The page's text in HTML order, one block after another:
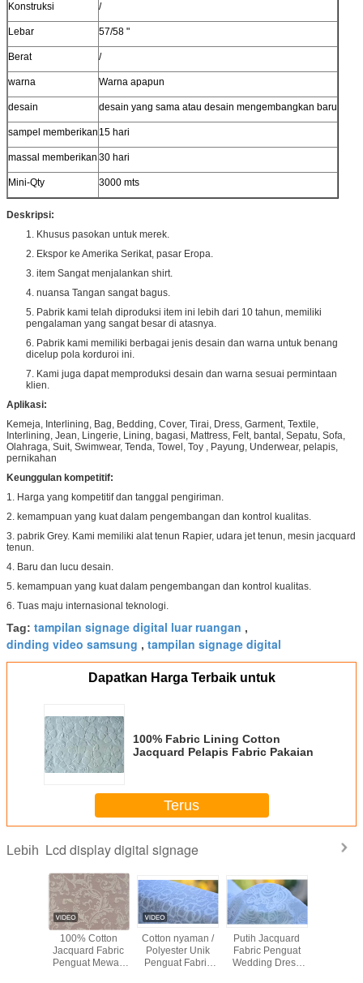
Konstruksi /
Lebar 57/58 "
Berat /
warna Warna apapun
desain desain yang sama atau desain mengembangkan baru
sampel memberikan 15 hari
massal memberikan 30 hari
Mini-Qty 3000 mts
Deskripsi:
1. Khusus pasokan untuk merek.
2. Ekspor ke Amerika Serikat, pasar Eropa.
3. item Sangat menjalankan shirt.
4. nuansa Tangan sangat bagus.
5. Pabrik kami telah diproduksi item ini lebih dari 10 tahun, memiliki
pengalaman yang sangat besar di atasnya.
6. Pabrik kami memiliki berbagai jenis desain dan warna untuk benang
dicelup pola korduroi ini.
7. Kami juga dapat memproduksi desain dan warna sesuai permintaan
klien.
Aplikasi:
Kemeja, Interlining, Bag, Bedding, Cover, Tirai, Dress, Garment, Textile,
Interlining, Jean, Lingerie, Lining, bagasi, Mattress, Felt, bantal, Sepatu, Sofa,
Olahraga, Suit, Swimwear, Tenda, Towel, Toy , Payung, Underwear, pelapis,
pernikahan
Keunggulan kompetitif:
1. Harga yang kompetitif dan tanggal pengiriman.
2. kemampuan yang kuat dalam pengembangan dan kontrol kualitas.
3. pabrik Grey. Kami memiliki alat tenun Rapier, udara jet tenun, mesin jacquard
tenun.
4. Baru dan lucu desain.
5. kemampuan yang kuat dalam pengembangan dan kontrol kualitas.
6. Tuas maju internasional teknologi.
Tag: tampilan signage digital luar ruangan ,
dinding video samsung , tampilan signage digital
Dapatkan Harga Terbaik untuk
100% Fabric Lining Cotton
Jacquard Pelapis Fabric Pakaian
Terus
Lebih Lcd display digital signage
100% Cotton
Jacquard Fabric
Penguat Mewah
Cotton nyaman /
Polyester Unik
Penguat Fabric
Putih Jacquard
Fabric Penguat
Wedding Dress